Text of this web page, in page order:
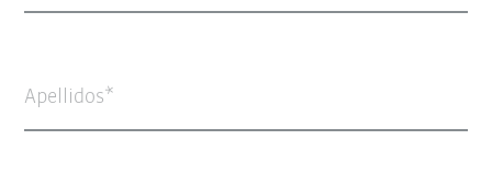
Apellidos